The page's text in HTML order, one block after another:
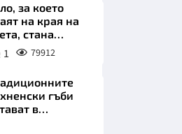
за което
на края на
стана
бижу на
Къщи с
1 79912
гъби
в